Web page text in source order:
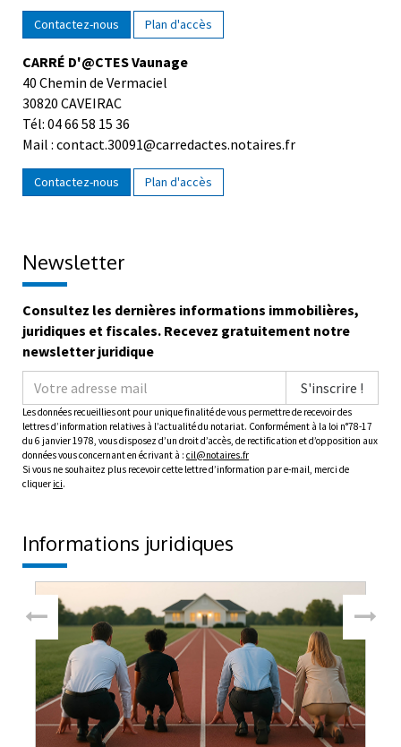
Contactez-nous Plan d'accès
CARRÉ D'@CTES Vaunage
40 Chemin de Vermaciel
30820 CAVEIRAC
Tél: 04 66 58 15 36
Mail : contact.30091@carredactes.notaires.fr
Contactez-nous Plan d'accès
Newsletter
Consultez les dernières informations immobilières,
juridiques et fiscales. Recevez gratuitement notre
newsletter juridique
S'inscrire !
Les données recueillies ont pour unique finalité de vous permettre de recevoir des
lettres d’information relatives à l’actualité du notariat. Conformément à la loi n°78-17
du 6 janvier 1978, vous disposez d’un droit d’accès, de rectification et d’opposition aux
données vous concernant en écrivant à : cil@notaires.fr
Si vous ne souhaitez plus recevoir cette lettre d’information par e-mail, merci de
cliquer ici.
Informations juridiques